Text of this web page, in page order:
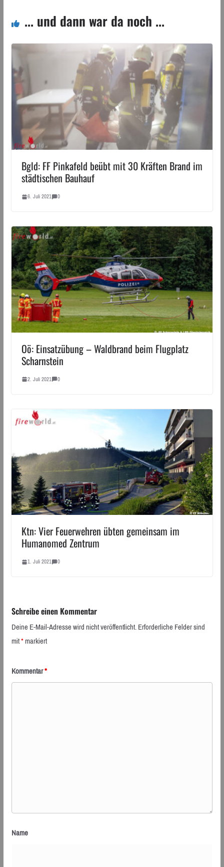
... und dann war da noch ...
Bgld: FF Pinkafeld beübt mit 30 Kräften Brand im
städtischen Bauhauf
6. Juli 2021 0
Oö: Einsatzübung – Waldbrand beim Flugplatz
Scharnstein
2. Juli 2021 0
Ktn: Vier Feuerwehren übten gemeinsam im
Humanomed Zentrum
1. Juli 2021 0
Schreibe einen Kommentar
Deine E-Mail-Adresse wird nicht veröffentlicht.Erforderliche Felder sind
mit*markiert
Kommentar*
Name